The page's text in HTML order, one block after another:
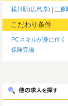
横川駅(広島県) 三原
こだわり条件
PCスキルが身に付く
保険完備